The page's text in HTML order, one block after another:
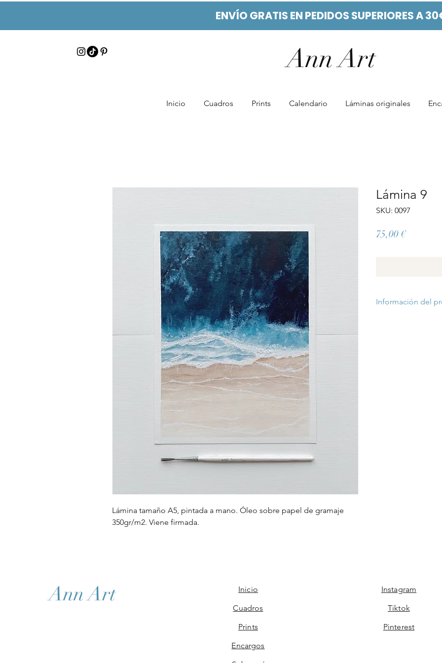
ENVÍO GRATIS EN PEDIDOS SUPERIORES A
Ann Art
Inicio Cuadros Prints Calendario Láminas originales
Lámina tamaño A5, pintada a mano. Óleo sobre papel de gramaje
350gr/m2. Viene firmada.
Lámina 9
SKU: 0097
75,00 €Precio
Información del
Ann Art
Inicio
Cuadros
Prints
Encargos
Instagram
Tiktok
Pinterest